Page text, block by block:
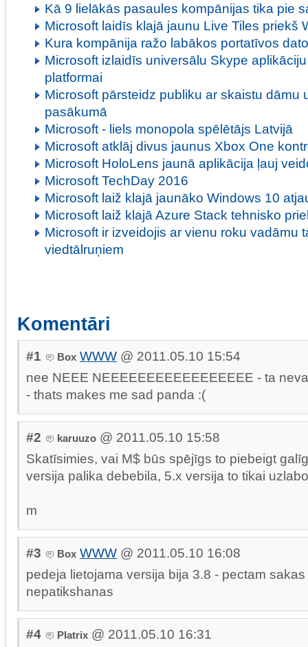
Kā 9 lielākās pasaules kompānijas tika pie
Microsoft laidīs klajā jaunu Live Tiles priekš
Kura kompānija ražo labākos portatīvos
Microsoft izlaidīs universālu Skype
platformai
Microsoft pārsteidz publiku ar skaistu dāmu
pasākumā
Microsoft - liels monopola spēlētājs Latvijā
Microsoft atklāj divus jaunus Xbox One
Microsoft HoloLens jaunā aplikācija ļauj
Microsoft TechDay 2016
Microsoft laiž klajā jaunāko Windows 10
Microsoft laiž klajā Azure Stack tehnisko
Microsoft ir izveidojis ar vienu roku vadāmu
viedtālruņiem
Komentāri
#1 Box WWW @ 2011.05.10 15:54
nee NEEE NEEEEEEEEEEEEEEEEE - ta
- thats makes me sad panda :(
#2 karuuzo @ 2011.05.10 15:58
Skatīsimies, vai M$ būs spējīgs to piebeigt
versija palika debebila, 5.x versija to tikai
m
#3 Box WWW @ 2011.05.10 16:08
pedeja lietojama versija bija 3.8 - pectam sakas
nepatikshanas
#4 Platrix @ 2011.05.10 16:31